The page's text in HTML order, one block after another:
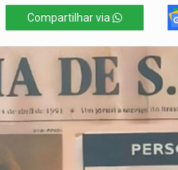
Compartilhar via